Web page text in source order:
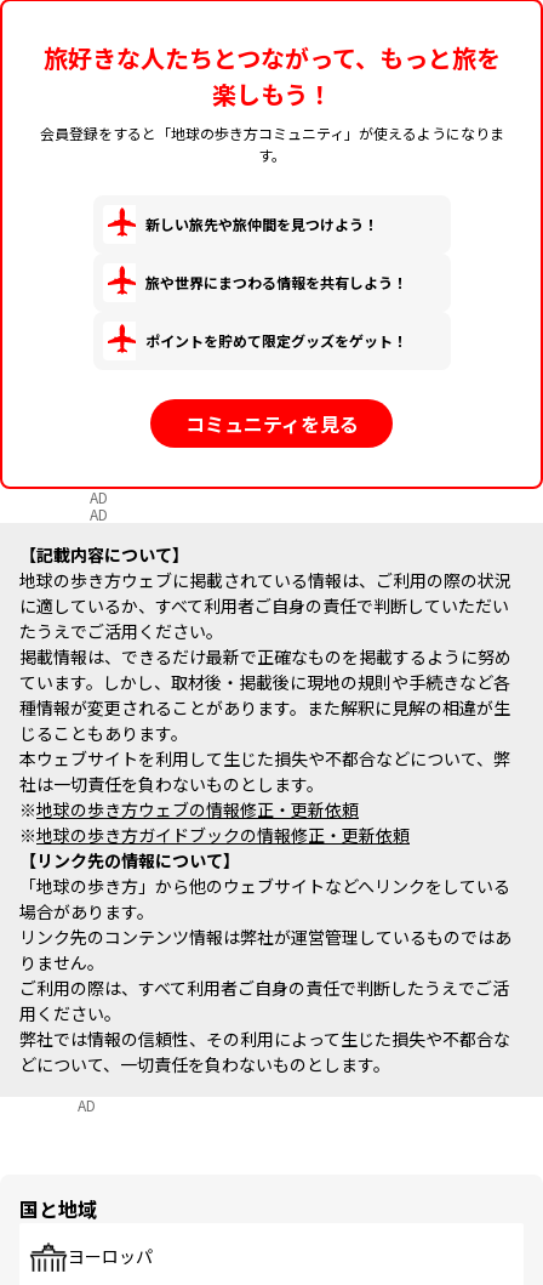
旅好きな人たちとつながって、もっと旅を
楽しもう！
会員登録をすると「地球の歩き方コミュニティ」が使えるようになりま
す。
新しい旅先や旅仲間を見つけよう！
旅や世界にまつわる情報を共有しよう！
ポイントを貯めて限定グッズをゲット！
コミュニティを見る
AD
AD
記載内容について
地球の歩き方ウェブに掲載されている情報は、ご利用の際の状況
に適しているか、すべて利用者ご自身の責任で判断していただい
たうえでご活用ください。
掲載情報は、できるだけ最新で正確なものを掲載するように努め
ています。しかし、取材後・掲載後に現地の規則や手続きなど各
種情報が変更されることがあります。また解釈に見解の相違が生
じることもあります。
本ウェブサイトを利用して生じた損失や不都合などについて、弊
社は一切責任を負わないものとします。
※地球の歩き方ウェブの情報修正・更新依頼
※地球の歩き方ガイドブックの情報修正・更新依頼
リンク先の情報について
「地球の歩き方」から他のウェブサイトなどへリンクをしている
場合があります。
リンク先のコンテンツ情報は弊社が運営管理しているものではあ
りません。
ご利用の際は、すべて利用者ご自身の責任で判断したうえでご活
用ください。
弊社では情報の信頼性、その利用によって生じた損失や不都合な
どについて、一切責任を負わないものとします。
AD
国と地域
ヨーロッパ